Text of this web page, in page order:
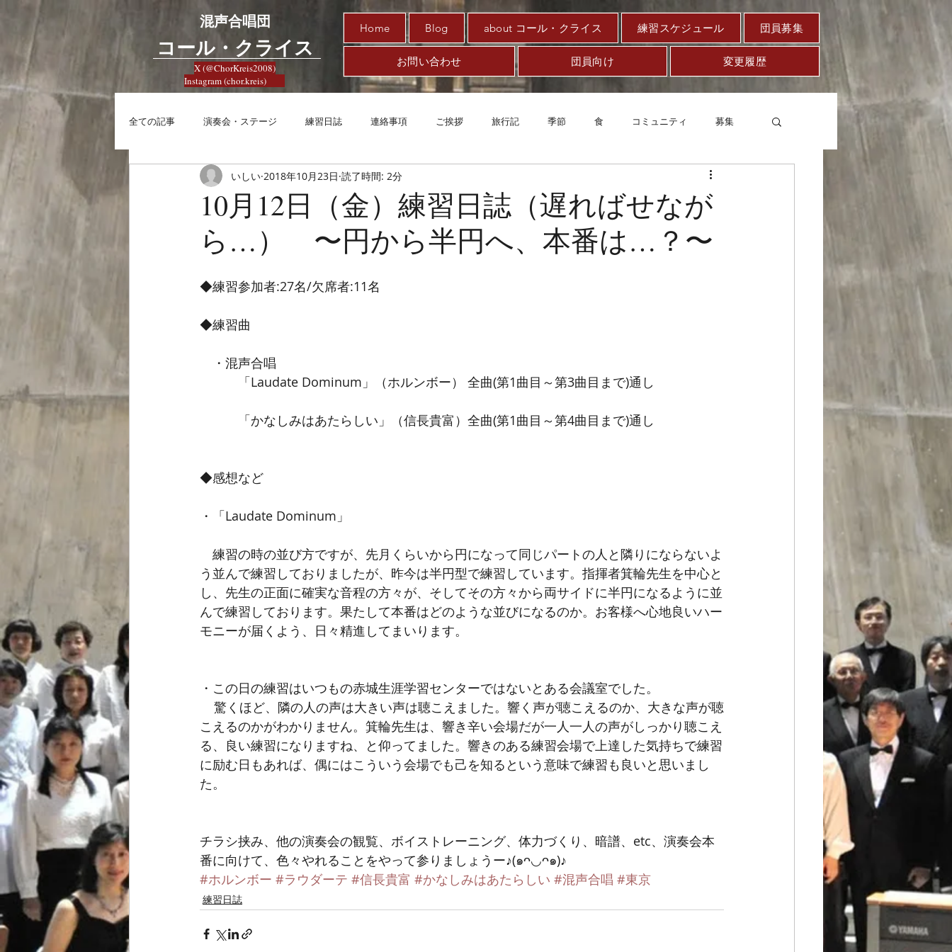
混声合唱団
​コール・クライス
X (@ChorKreis2008)
Instagram (chor.kreis)
Home Blog about コール・クライス 練習スケジュール 団員募集
お問い合わせ 団員向け 変更履歴
全ての記事 演奏会・ステージ 練習日誌 連絡事項 ご挨拶 旅行記 季節 食 コミュニティ 募集
興味 合唱への想い 趣味 対新型コロナ
10月12日（金）練習日誌（遅ればせなが
ら…） 〜円から半円へ、本番は…？〜
いしい 2018年10月23日 読了時間: 2分
◆練習参加者:27名/欠席者:11名
◆練習曲
・混声合唱
「Laudate Dominum」（ホルンボー） 全曲(第1曲目～第3曲目まで)通し
‬「かなしみはあたらしい」（信長貴富）全曲(第1曲目～第4曲目まで)通し
◆感想など
・「Laudate Dominum」
練習の時の並び方ですが、先月くらいから円になって同じパートの人と隣りにならないよ
う並んで練習しておりましたが、昨今は半円型で練習しています。指揮者箕輪先生を中心と
し、先生の正面に確実な音程の方々が、そしてその方々から両サイドに半円になるように並
んで練習しております。果たして本番はどのような並びになるのか。お客様へ心地良いハー
モニーが届くよう、日々精進してまいります。
・この日の練習はいつもの赤城生涯学習センターではないとある会議室でした。
こえるのかがわかりません。箕輪先生は、響き辛い会場だが一人一人の声がしっかり聴こえ
る、良い練習になりますね、と仰ってました。響きのある練習会場で上達した気持ちで練習
に励む日もあれば、偶にはこういう会場でも己を知るという意味で練習も良いと思いまし
た。‬
‪チラシ挟み、他の演奏会の観覧、ボイストレーニング、体力づくり、暗譜、etc、演奏会本
番に向けて、色々やれることをやって参りましょうー♪(๑ᴖ◡ᴖ๑)♪
#ホルンボー #ラウダーテ #信長貴富 #かなしみはあたらしい #混声合唱 #東京
練習日誌